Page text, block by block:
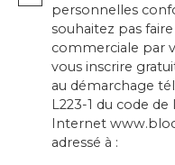
personnelles
souhaitez pas
commerciale par
vous inscrire
au démarchage
L223-1 du code
Internet
adressé à :